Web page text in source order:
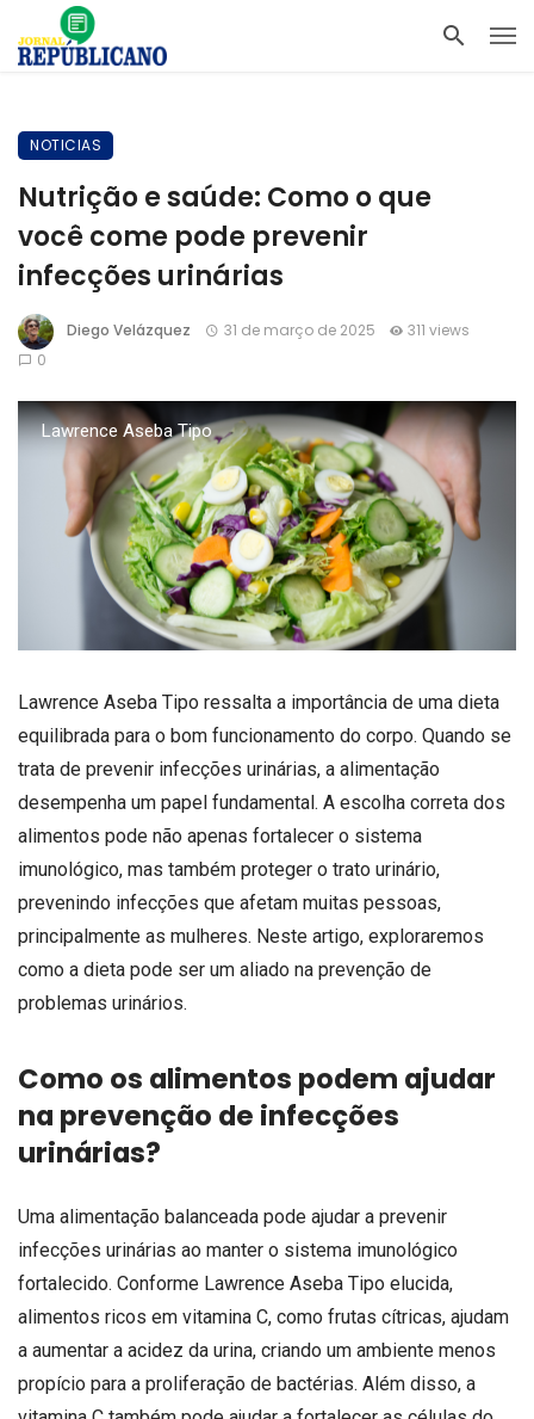
NOTICIAS
Nutrição e saúde: Como o que
você come pode prevenir
infecções urinárias
Diego Velázquez 31 de março de 2025
311 views
0
Lawrence Aseba Tipo
Lawrence Aseba Tipo ressalta a importância de uma dieta
equilibrada para o bom funcionamento do corpo. Quando se
trata de prevenir infecções urinárias, a alimentação
desempenha um papel fundamental. A escolha correta dos
alimentos pode não apenas fortalecer o sistema
imunológico, mas também proteger o trato urinário,
prevenindo infecções que afetam muitas pessoas,
principalmente as mulheres. Neste artigo, exploraremos
como a dieta pode ser um aliado na prevenção de
problemas urinários.
Como os alimentos podem ajudar
na prevenção de infecções
urinárias?
Uma alimentação balanceada pode ajudar a prevenir
infecções urinárias ao manter o sistema imunológico
fortalecido. Conforme Lawrence Aseba Tipo elucida,
alimentos ricos em vitamina C, como frutas cítricas, ajudam
a aumentar a acidez da urina, criando um ambiente menos
propício para a proliferação de bactérias. Além disso, a